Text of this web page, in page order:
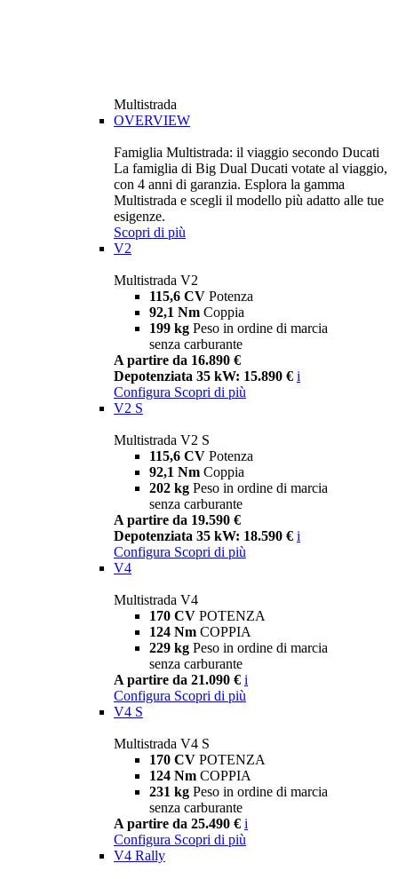
Multistrada
OVERVIEW
Famiglia Multistrada: il viaggio secondo Ducati
La famiglia di Big Dual Ducati votate al viaggio,
con 4 anni di garanzia. Esplora la gamma
Multistrada e scegli il modello più adatto alle tue
esigenze.
Scopri di più
V2
Multistrada V2
115,6 CV Potenza
92,1 Nm Coppia
199 kg Peso in ordine di marcia
senza carburante
A partire da 16.890 €
Depotenziata 35 kW: 15.890 € i
Configura Scopri di più
V2 S
Multistrada V2 S
115,6 CV Potenza
92,1 Nm Coppia
202 kg Peso in ordine di marcia
senza carburante
A partire da 19.590 €
Depotenziata 35 kW: 18.590 € i
Configura Scopri di più
V4
Multistrada V4
170 CV POTENZA
124 Nm COPPIA
229 kg Peso in ordine di marcia
senza carburante
A partire da 21.090 € i
Configura Scopri di più
V4 S
Multistrada V4 S
170 CV POTENZA
124 Nm COPPIA
231 kg Peso in ordine di marcia
senza carburante
A partire da 25.490 € i
Configura Scopri di più
V4 Rally